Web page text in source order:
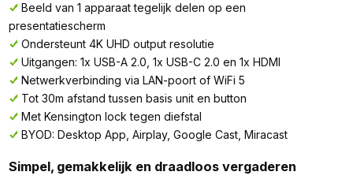
Beeld van 1 apparaat tegelijk delen op een
presentatiescherm
Ondersteunt 4K UHD output resolutie
Uitgangen: 1x USB-A 2.0, 1x USB-C 2.0 en 1x HDMI
Netwerkverbinding via LAN-poort of WiFi 5
Tot 30m afstand tussen basis unit en button
Met Kensington lock tegen diefstal
BYOD: Desktop App, Airplay, Google Cast, Miracast
Simpel, gemakkelijk en draadloos vergaderen